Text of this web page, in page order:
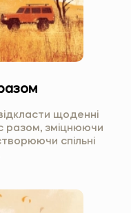
щоденні
разом, зміцнюючи
спільні